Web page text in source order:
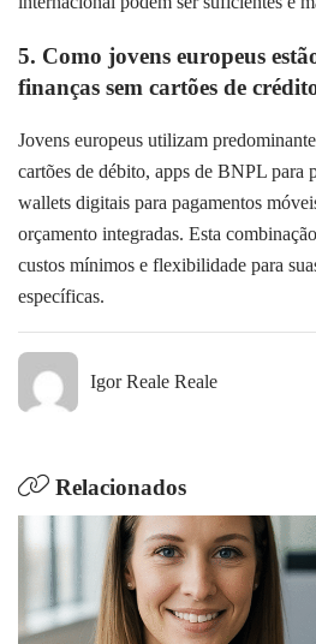
5. Como jovens europeus
finanças sem cartões de
Jovens europeus utilizam
cartões de débito, apps de BNPL para
wallets digitais para pagamentos
orçamento integradas. Esta
custos mínimos e flexibilidade para
específicas.
Igor Reale Reale
Relacionados